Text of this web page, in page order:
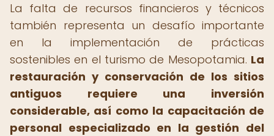
La falta de recursos financieros y técnicos
también representa un desafío importante
en la implementación de prácticas
sostenibles en el turismo de Mesopotamia. La
restauración y conservación de los sitios
antiguos requiere una inversión
considerable, así como la capacitación de
personal especializado en la gestión del